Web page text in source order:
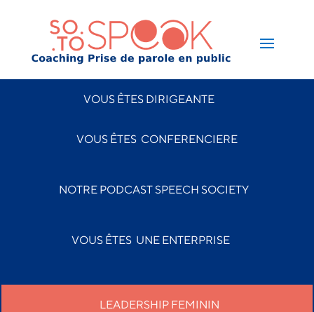
VOUS ÊTES DIRIGEANTE
VOUS ÊTES CONFERENCIERE
NOTRE PODCAST SPEECH SOCIETY
VOUS ÊTES UNE ENTERPRISE
LEADERSHIP FEMININ